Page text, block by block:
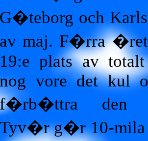
G�teborg och
av maj. F�rra
19:e plats av
vore det kul
den
Tyv�r g�r 10-mila